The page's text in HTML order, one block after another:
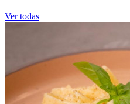
Ver todas